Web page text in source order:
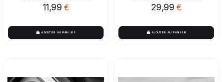
11,99 €
AJOUTER AU PANIER
29,99 €
AJOUTER AU PANIER